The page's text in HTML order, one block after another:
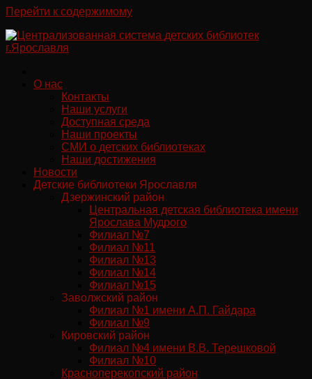
Перейти к содержимому
О нас
Контакты
Наши услуги
Доступная среда
Наши проекты
СМИ о детских библиотеках
Наши достижения
Новости
Детские библиотеки Ярославля
Дзержинский район
Центральная детская библиотека имени
Ярослава Мудрого
Филиал №7
Филиал №11
Филиал №13
Филиал №14
Филиал №15
Заволжский район
Филиал №1 имени А.П. Гайдара
Филиал №9
Кировский район
Филиал №4 имени В.В. Терешковой
Филиал №10
Красноперекопский район